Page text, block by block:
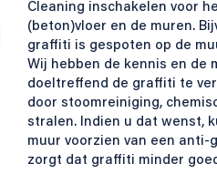
Cleaning inschakelen voor
(beton)vloer en de muren.
graffiti is gespoten op de
Wij hebben de kennis en de
doeltreffend de graffiti te
door stoomreiniging,
stralen. Indien u dat wenst,
muur voorzien van een
zorgt dat graffiti minder